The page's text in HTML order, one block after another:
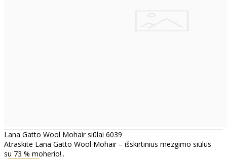
Lana Gatto Wool Mohair siūlai 6039
Atraskite Lana Gatto Wool Mohair – išskirtinius mezgimo siūlus
su 73 % moherio!..